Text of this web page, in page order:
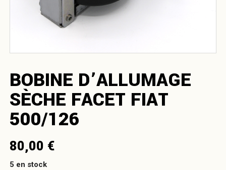
BOBINE D’ALLUMAGE
SÈCHE FACET FIAT
500/126
80,00 €
5 en stock